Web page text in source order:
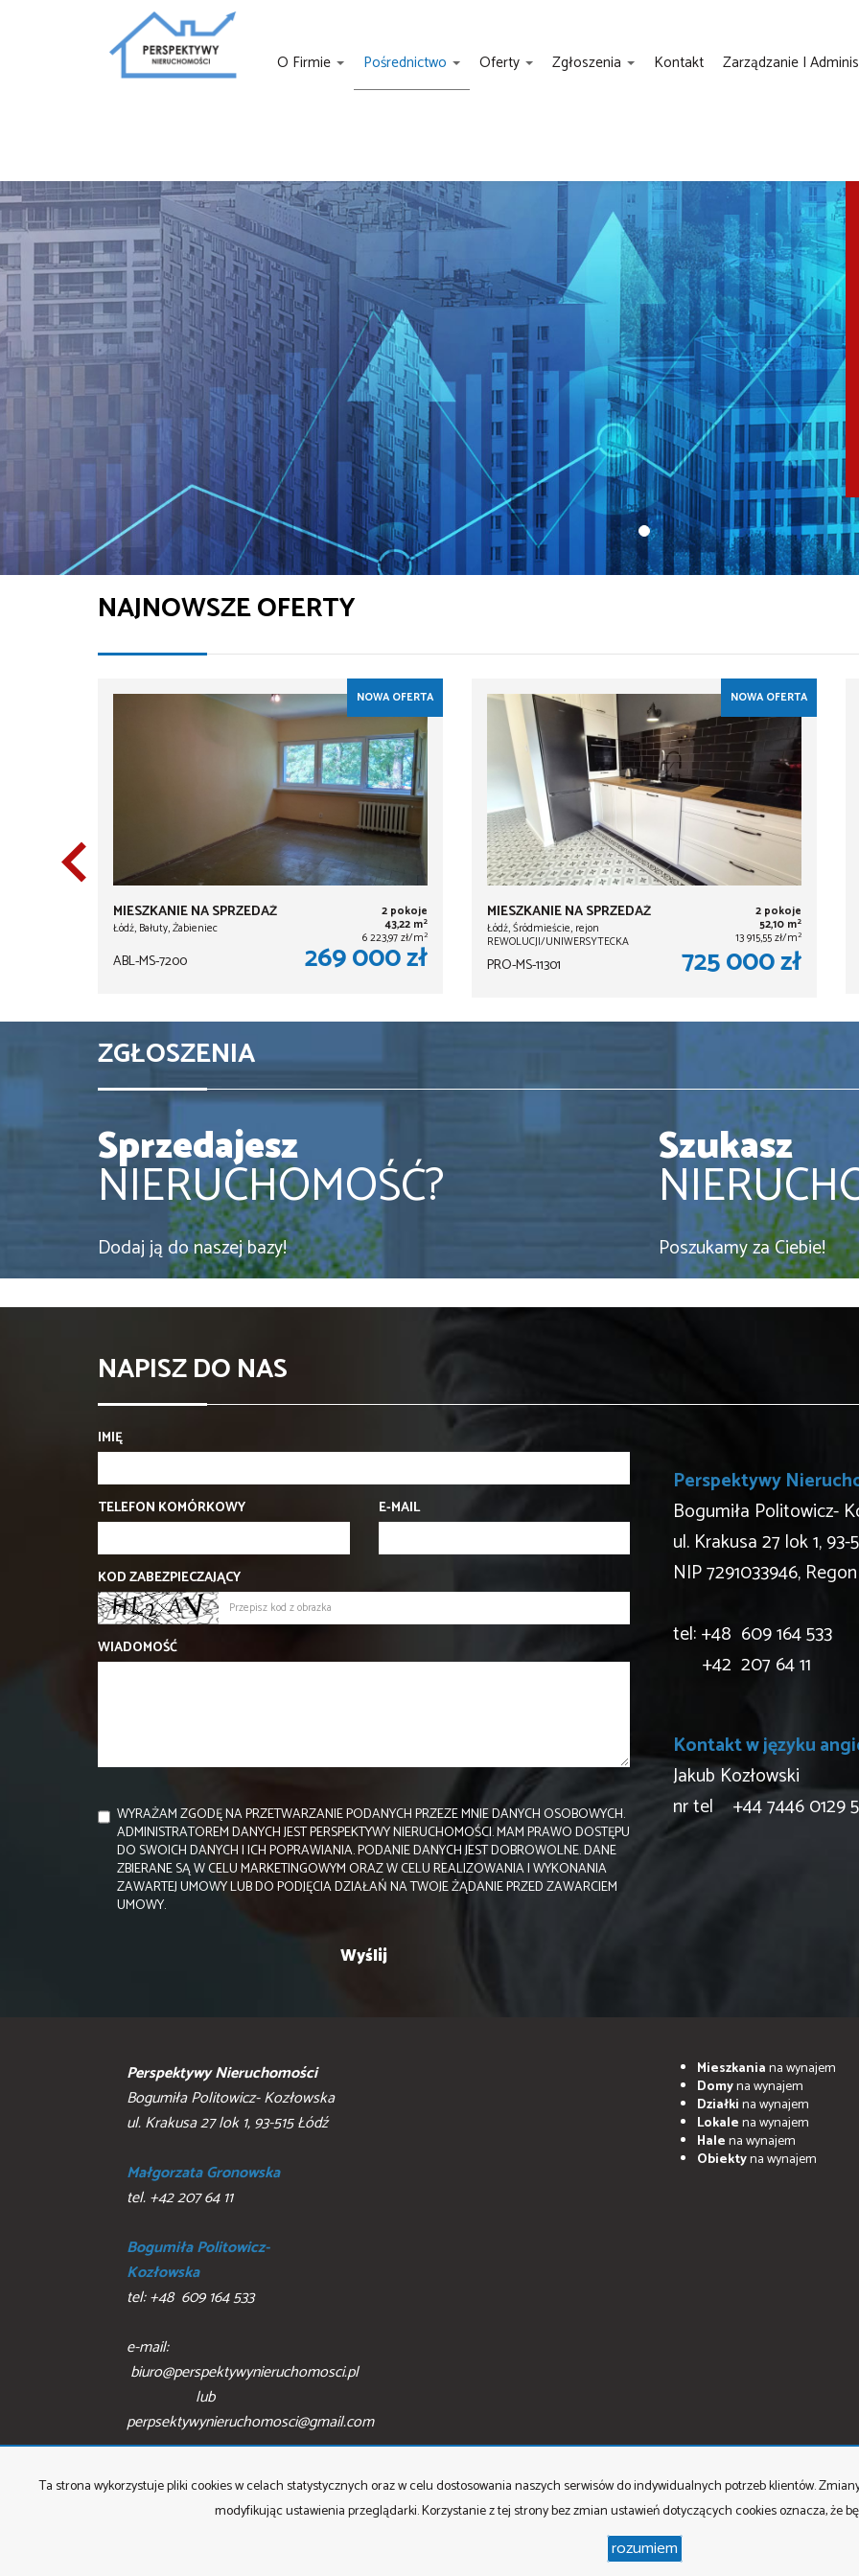
O Firmie Pośrednictwo Oferty Zgłoszenia Kontakt Zarządzanie I
NAJNOWSZE OFERTY
NOWA OFERTA
MIESZKANIE NA SPRZEDAŻ
Łódź, Bałuty, Żabieniec
2 pokoje
43,22 m2
6 223,97 zł/m2
ABL-MS-7200 269 000 zł
NOWA OFERTA
MIESZKANIE NA SPRZEDAŻ
Łódź, Śródmieście, rejon
REWOLUCJI/UNIWERSYTECKA
2 pokoje
52,10 m2
13 915,55 zł/m2
PRO-MS-11301 725 000 zł
ZGŁOSZENIA
Sprzedajesz
NIERUCHOMOŚĆ?
Dodaj ją do naszej bazy!
Szukasz
Poszukamy za Ciebie!
NAPISZ DO NAS
IMIĘ
TELEFON KOMÓRKOWY E-MAIL
KOD ZABEZPIECZAJĄCY
WIADOMOŚĆ
WYRAŻAM ZGODĘ NA PRZETWARZANIE PODANYCH PRZEZE MNIE DANYCH OSOBOWYCH.
ADMINISTRATOREM DANYCH JEST PERSPEKTYWY NIERUCHOMOŚCI. MAM PRAWO DOSTĘPU
DO SWOICH DANYCH I ICH POPRAWIANIA. PODANIE DANYCH JEST DOBROWOLNE. DANE
ZBIERANE SĄ W CELU MARKETINGOWYM ORAZ W CELU REALIZOWANIA I WYKONANIA
ZAWARTEJ UMOWY LUB DO PODJĘCIA DZIAŁAŃ NA TWOJE ŻĄDANIE PRZED ZAWARCIEM
UMOWY.
Perspektywy
Bogumiła Politowicz-
ul. Krakusa 27 lok 1, 93-
NIP 7291033946,
tel: +48 609 164 533
+42 207 64 11
Kontakt w języku
Jakub Kozłowski
nr tel +44 7446 0129
Perspektywy Nieruchomości
Bogumiła Politowicz- Kozłowska
ul. Krakusa 27 lok 1, 93-515 Łódź
Małgorzata Gronowska
tel. +42 207 64 11
Bogumiła Politowicz-
Kozłowska
tel: +48 609 164 533
e-mail:
biuro@perspektywynieruchomosci.pl
lub
perpsektywynieruchomosci@gmail.com
Mieszkaniana wynajem
Domyna wynajem
Działkina wynajem
Lokalena wynajem
Halena wynajem
Obiektyna wynajem
Program dla biur nieruchomości
Ta strona wykorzystuje pliki cookies w celach statystycznych oraz w celu dostosowania naszych serwisów do indywidualnych potrzeb klientów.
modyfikując ustawienia przeglądarki. Korzystanie z tej strony bez zmian ustawień dotyczących cookies oznacza, że
rozumiem